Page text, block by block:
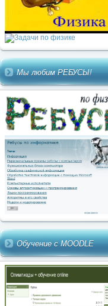
Мы любим РЕБУСЫ!
Обучение с MOODLE